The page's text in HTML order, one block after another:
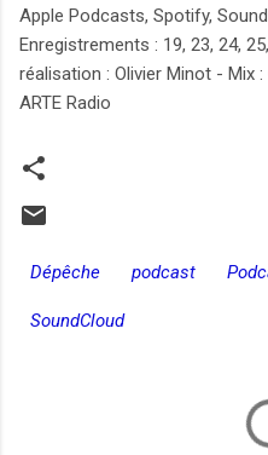
Apple Podcasts, Spotify,
Enregistrements : 19, 23, 24,
réalisation : Olivier Minot - Mix
ARTE Radio
Dépêche podcast
SoundCloud